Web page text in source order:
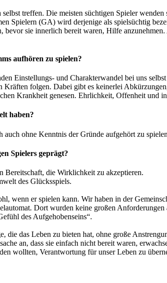
treffen. Die meisten süchtigen Spieler
Spielern (GA) wird derjenige als spielsüchtig
bevor sie innerlich bereit waren, Hilfe
aufhören zu spielen?
Einstellungs- und Charakterwandel bei uns
Kräften folgen. Dabei gibt es keinerlei
Krankheit genesen. Ehrlichkeit, Offenheit und
haben?
ohne Kenntnis der Gründe aufgehört zu
Spielers geprägt?
Bereitschaft, die Wirklichkeit zu akzeptieren.
des Glücksspiels.
wenn er spielen kann. Wir haben in der
Dort wurden keine großen
des Aufgehobenseins“.
die das Leben zu bieten hat, ohne große
an, dass sie einfach nicht bereit waren,
wollten, Verantwortung für unser Leben zu